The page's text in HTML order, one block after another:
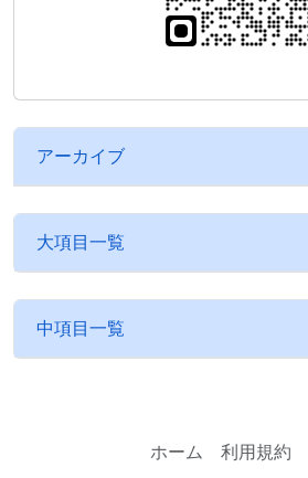
アーカイブ
大項目一覧
中項目一覧
ホーム 利用規約